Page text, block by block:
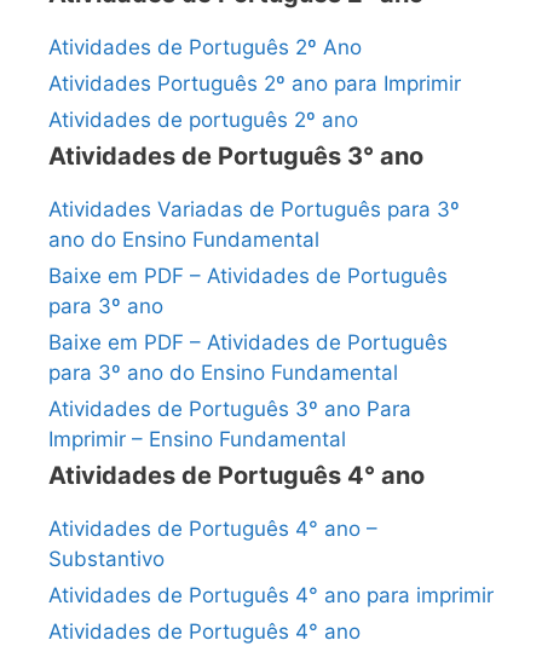
Atividades de Português 2º Ano
Atividades Português 2º ano para Imprimir
Atividades de português 2º ano
Atividades de Português 3° ano
Atividades Variadas de Português para 3º
ano do Ensino Fundamental
Baixe em PDF – Atividades de Português
para 3º ano
Baixe em PDF – Atividades de Português
para 3º ano do Ensino Fundamental
Atividades de Português 3º ano Para
Imprimir – Ensino Fundamental
Atividades de Português 4° ano
Atividades de Português 4° ano –
Substantivo
Atividades de Português 4° ano para imprimir
Atividades de Português 4° ano